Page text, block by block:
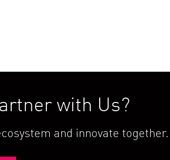
with Us?
and innovate together.